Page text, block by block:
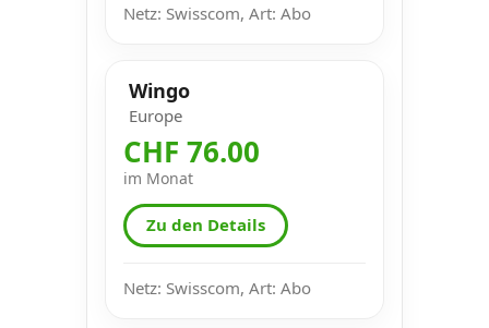
Netz: Swisscom, Art: Abo
Wingo
Europe
CHF 76.00
im Monat
Zu den Details
Netz: Swisscom, Art: Abo